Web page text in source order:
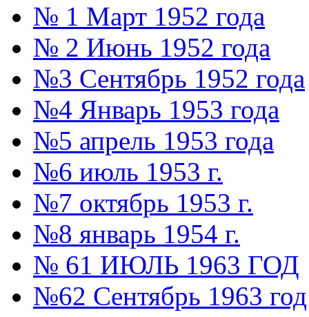
№ 1 Март 1952 года
№ 2 Июнь 1952 года
№3 Сентябрь 1952 года
№4 Январь 1953 года
№5 апрель 1953 года
№6 июль 1953 г.
№7 октябрь 1953 г.
№8 январь 1954 г.
№ 61 ИЮЛЬ 1963 ГОД
№62 Сентябрь 1963 год